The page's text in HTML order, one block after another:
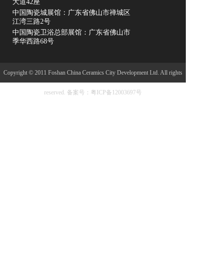
大道42座
中国陶瓷城展馆：广东省佛山市禅城区
江湾三路2号
中国陶瓷卫浴总部展馆：广东省佛山市
季华西路68号
Copyright © 2011 Foshan China Ceramics City Development Ltd. All rights
reserved. 备案号：粤ICP备12003697号